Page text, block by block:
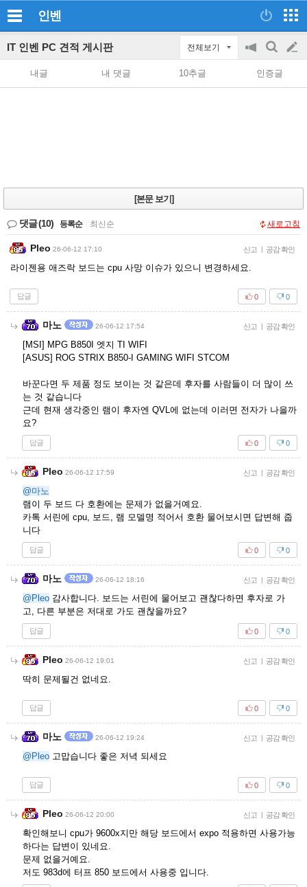
인벤
IT 인벤 PC 견적 게시판 전체보기
공
on/off
검
색
글
쓰
내글 내 댓글 10추글 인증글
[본문 보기]
댓글(10) 등록순 최신순 새로고침
Pleo 26-06-12 17:10 신고 | 공감 확인
라이젠용 애즈락 보드는 cpu 사망 이슈가 있으니 변경하세요.
답글 0
0
마노 26-06-12 17:54 신고 | 공감 확인
[MSI] MPG B850I 엣지 TI WIFI
[ASUS] ROG STRIX B850-I GAMING WIFI STCOM
바꾼다면 두 제품 정도 보이는 것 같은데 후자를 사람들이 더 많이 쓰
는 것 같습니다
근데 현재 생각중인 램이 후자엔 QVL에 없는데 이러면 전자가 나을까
요?
답글 0
0
Pleo 26-06-12 17:59 신고 | 공감 확인
@마노
램이 두 보드 다 호환에는 문제가 없을거예요.
카톡 서린에 cpu, 보드, 램 모델명 적어서 호환 물어보시면 답변해 줍
니다
답글 0
0
마노 26-06-12 18:16 신고 | 공감 확인
@Pleo 감사합니다. 보드는 서린에 물어보고 괜찮다하면 후자로 가
고, 다른 부분은 저대로 가도 괜찮을까요?
답글 0
0
Pleo 26-06-12 19:01 신고 | 공감 확인
딱히 문제될건 없네요.
답글 0
0
마노 26-06-12 19:24 신고 | 공감 확인
@Pleo 고맙습니다 좋은 저녁 되세요
답글 0
0
Pleo 26-06-12 20:00 신고 | 공감 확인
확인해보니 cpu가 9600x지만 해당 보드에서 expo 적용하면 사용가능
하다는 답변이 있네요.
문제 없을거예요.
저도 983d에 터프 850 보드에서 사용중 입니다.